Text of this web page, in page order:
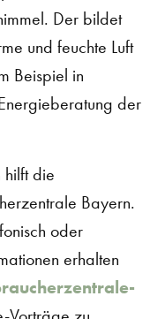
Der bildet
und feuchte Luft
Beispiel in
der
hilft die
Bayern.
oder
erhalten